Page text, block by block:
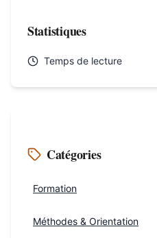
Statistiques
Temps de lecture
Catégories
Formation
Méthodes & Orientation